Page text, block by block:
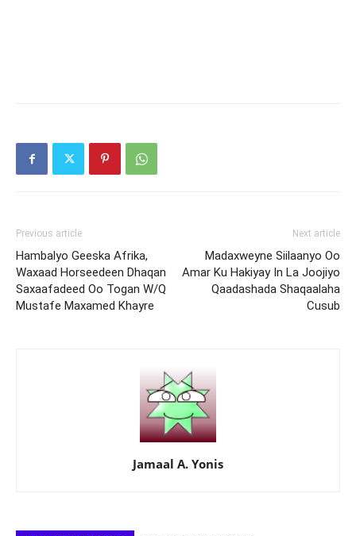
Previous article
Hambalyo Geeska Afrika,
Waxaad Horseedeen Dhaqan
Saxaafadeed Oo Togan W/Q
Mustafe Maxamed Khayre
Next article
Madaxweyne Siilaanyo Oo
Amar Ku Hakiyay In La Joojiyo
Qaadashada Shaqaalaha
Cusub
Jamaal A. Yonis